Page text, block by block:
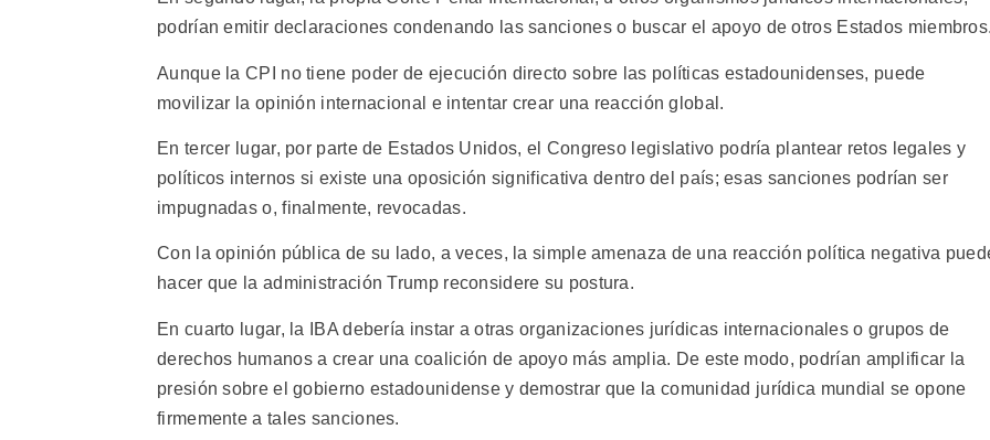
podrían emitir declaraciones condenando las sanciones o buscar el apoyo de otros Estados
Aunque la CPI no tiene poder de ejecución directo sobre las políticas estadounidenses, puede
movilizar la opinión internacional e intentar crear una reacción global.
En tercer lugar, por parte de Estados Unidos, el Congreso legislativo podría plantear retos legales y
políticos internos si existe una oposición significativa dentro del país; esas sanciones podrían ser
impugnadas o, finalmente, revocadas.
Con la opinión pública de su lado, a veces, la simple amenaza de una reacción política negativa
hacer que la administración Trump reconsidere su postura.
En cuarto lugar, la IBA debería instar a otras organizaciones jurídicas internacionales o grupos de
derechos humanos a crear una coalición de apoyo más amplia. De este modo, podrían amplificar la
presión sobre el gobierno estadounidense y demostrar que la comunidad jurídica mundial se opone
firmemente a tales sanciones.